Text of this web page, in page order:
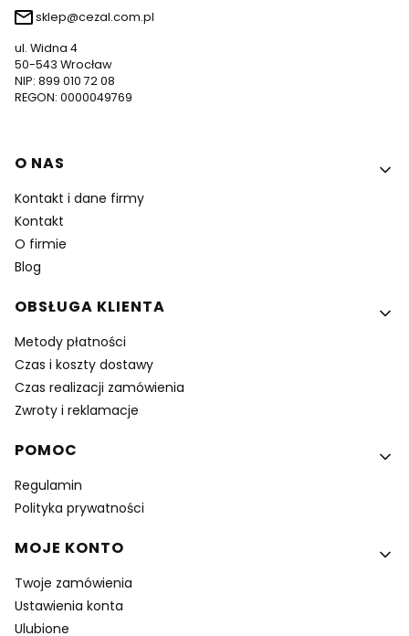
sklep@cezal.com.pl
ul. Widna 4
50-543 Wrocław
NIP: 899 010 72 08
REGON: 0000049769
Linki w stopce
O NAS
Kontakt i dane firmy
Kontakt
O firmie
Blog
OBSŁUGA KLIENTA
Metody płatności
Czas i koszty dostawy
Czas realizacji zamówienia
Zwroty i reklamacje
POMOC
Regulamin
Polityka prywatności
MOJE KONTO
Twoje zamówienia
Ustawienia konta
Ulubione